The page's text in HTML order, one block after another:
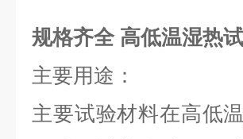
规格齐全 高低温湿热
主要用途：
主要试验材料在高低